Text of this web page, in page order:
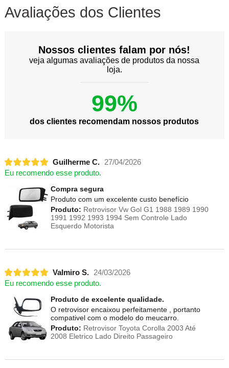
Avaliações dos Clientes
Nossos clientes falam por nós!
veja algumas avaliações de produtos da nossa
loja.
99%
dos clientes recomendam nossos produtos
Guilherme C.
27/04/2026
Eu recomendo esse produto.
Compra segura
Produto com um excelente custo benefício
Produto: Retrovisor Vw Gol G1 1988 1989 1990
1991 1992 1993 1994 Sem Controle Lado
Esquerdo Motorista
Valmiro S.
24/03/2026
Eu recomendo esse produto.
Produto de excelente qualidade.
O retrovisor encaixou perfeitamente , portanto
compativel com o modelo do meucarro.
Produto: Retrovisor Toyota Corolla 2003 Até
2008 Eletrico Lado Direito Passageiro